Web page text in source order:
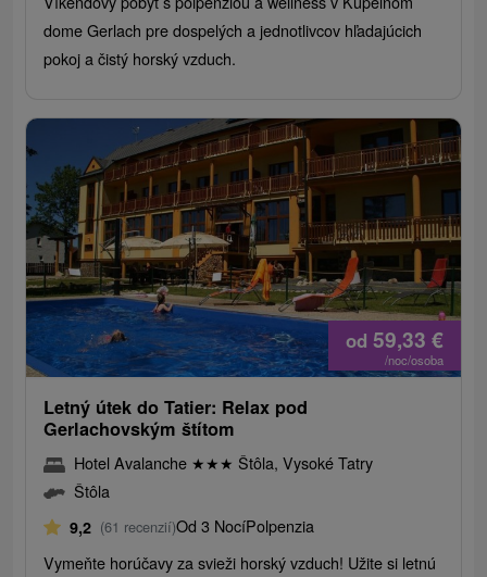
dome Gerlach pre dospelých a jednotlivcov hľadajúcich
pokoj a čistý horský vzduch.
od 59,33 €
/noc/osoba
Letný útek do Tatier: Relax pod
Gerlachovským štítom
Hotel Avalanche ★★★ Štôla, Vysoké Tatry
Štôla
9,2 (61 recenzií)Od 3 NocíPolpenzia
Vymeňte horúčavy za svieži horský vzduch! Užite si letnú